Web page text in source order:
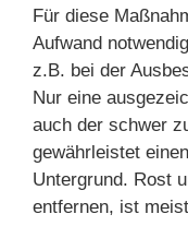
Für diese
Aufwand
z.B. bei der
Nur eine
auch der schwer
gewährleistet
Untergrund. Rost
entfernen, ist